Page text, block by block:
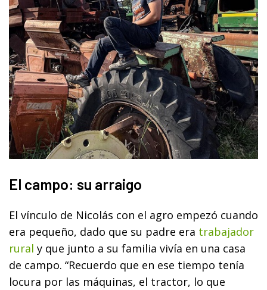
El campo: su arraigo
El vínculo de Nicolás con el agro empezó cuando
era pequeño, dado que su padre era trabajador
rural y que junto a su familia vivía en una casa
de campo. “Recuerdo que en ese tiempo tenía
locura por las máquinas, el tractor, lo que